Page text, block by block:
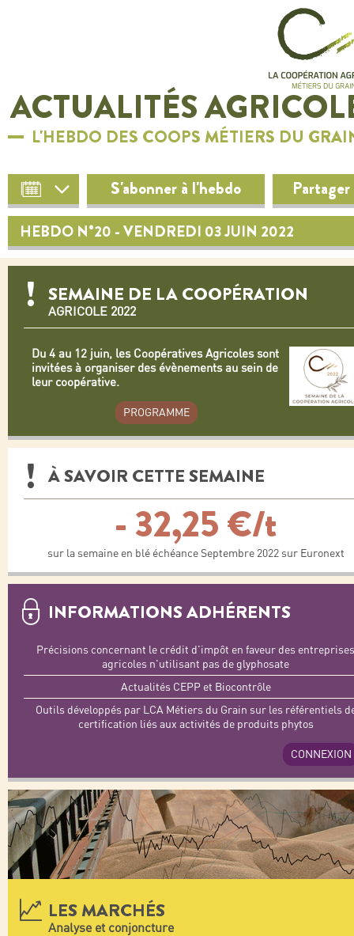
ACTUALITÉS
L'HEBDO DES COOPS MÉTIERS DU
S'abonner à l'hebdo Partager
HEBDO N°20 - VENDREDI 03 JUIN 2022
SEMAINE DE LA COOPÉRATION
AGRICOLE 2022
Du 4 au 12 juin, les Coopératives Agricoles sont
invitées à organiser des évènements au sein de
leur coopérative.
PROGRAMME
À SAVOIR CETTE SEMAINE
- 32,25 €/t
sur la semaine en blé échéance Septembre 2022 sur Euronext
INFORMATIONS ADHÉRENTS
Précisions concernant le crédit d'impôt en faveur des entreprises
agricoles n'utilisant pas de glyphosate
Actualités CEPP et Biocontrôle
Outils développés par LCA Métiers du Grain sur les référentiels
certification liés aux activités de produits phytos
CONNEXION
LES MARCHÉS
Analyse et conjoncture